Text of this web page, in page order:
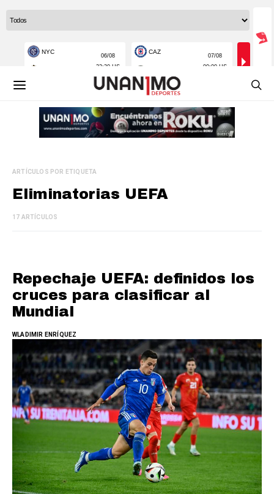
ARTÍCULOS POR ETIQUETA
Eliminatorias UEFA
17 ARTÍCULOS
Repechaje UEFA: definidos los
cruces para clasificar al
Mundial
WLADIMIR ENRÍQUEZ